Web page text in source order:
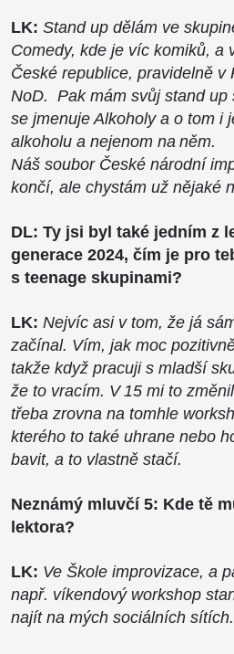
LK: Stand up dělám ve
Comedy, kde je víc komiků, a
České republice, pravidelně v
NoD. Pak mám svůj stand up
se jmenuje Alkoholy a o tom i
alkoholu a nejenom na něm.
Náš soubor České národní
končí, ale chystám už nějaké
DL: Ty jsi byl také jedním z
generace 2024, čím je pro
s teenage skupinami?
LK: Nejvíc asi v tom, že já
začínal. Vím, jak moc
takže když pracuji s mladší
že to vracím. V 15 mi to
třeba zrovna na tomhle
kterého to také uhrane nebo
bavit, a to vlastně stačí.
Neznámý mluvčí 5: Kde tě
lektora?
LK: Ve Škole improvizace, a
např. víkendový workshop
najít na mých sociálních sítích.